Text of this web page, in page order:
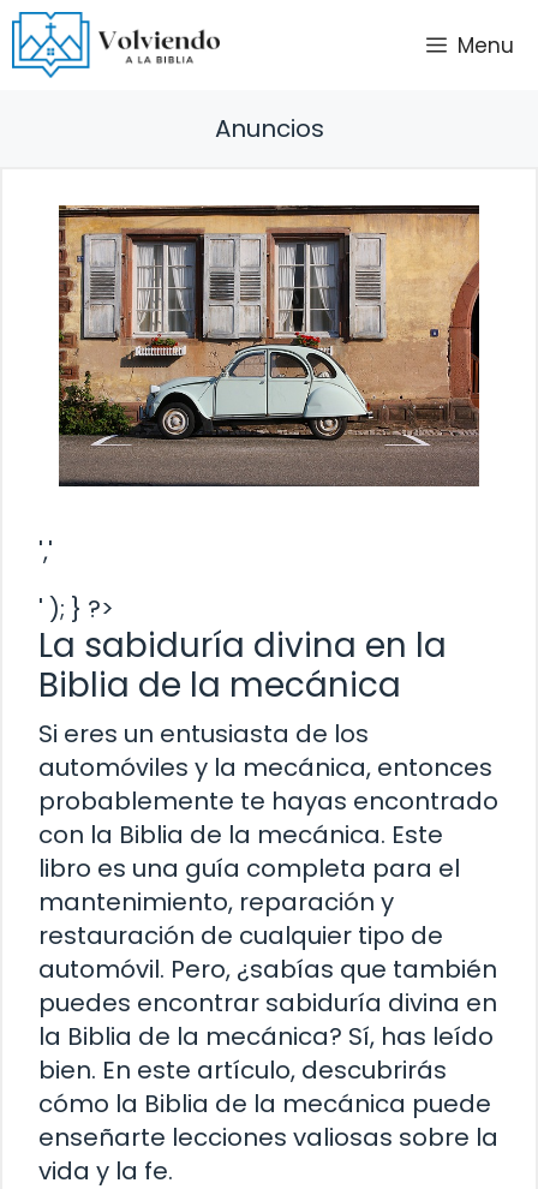
Saltar
al
contenido
Menu
Anuncios
','
' ); } ?>
La sabiduría divina en la
Biblia de la mecánica
Si eres un entusiasta de los
automóviles y la mecánica, entonces
probablemente te hayas encontrado
con la Biblia de la mecánica. Este
libro es una guía completa para el
mantenimiento, reparación y
restauración de cualquier tipo de
automóvil. Pero, ¿sabías que también
puedes encontrar sabiduría divina en
la Biblia de la mecánica? Sí, has leído
bien. En este artículo, descubrirás
cómo la Biblia de la mecánica puede
enseñarte lecciones valiosas sobre la
vida y la fe.